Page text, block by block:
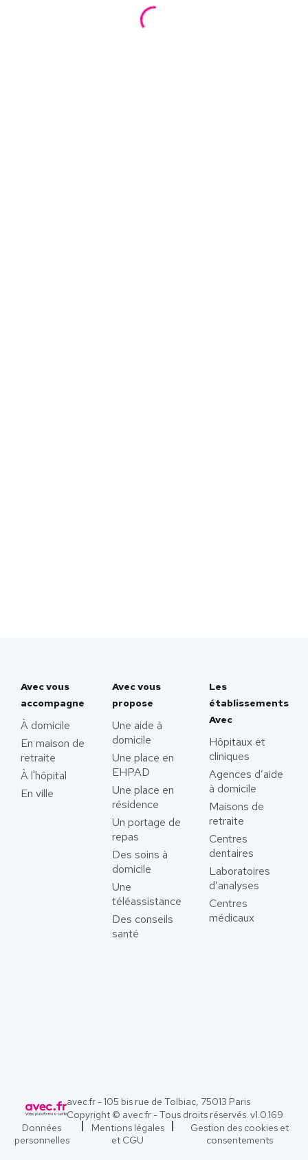
Avec vous
accompagne
À domicile
En maison de
retraite
À l'hôpital
En ville
Avec vous
propose
Une aide à
domicile
Une place en
EHPAD
Une place en
résidence
Un portage de
repas
Des soins à
domicile
Une
téléassistance
Des conseils
santé
Les
établissements
Avec
Hôpitaux et
cliniques
Agences d’aide
à domicile
Maisons de
retraite
Centres
dentaires
Laboratoires
d’analyses
Centres
médicaux
avec.fr - 105 bis rue de Tolbiac, 75013 Paris
Copyright © avec.fr - Tous droits réservés. v1.0.169
Données
personnelles
Mentions légales
et CGU
Gestion des cookies et
consentements